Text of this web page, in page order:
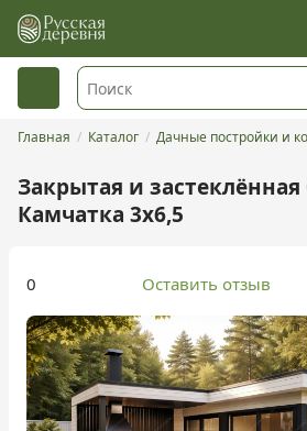
Главная Каталог Дачные постройки и
Закрытая и застеклённая
Камчатка 3х6,5
0 Оставить отзыв